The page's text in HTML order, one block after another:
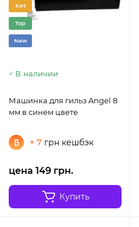
Хит
Top
New
В наличии
Машинка для гильз Angel 8
мм в синем цвете
+ 7 грн кешбэк
цена 149 грн.
Купить